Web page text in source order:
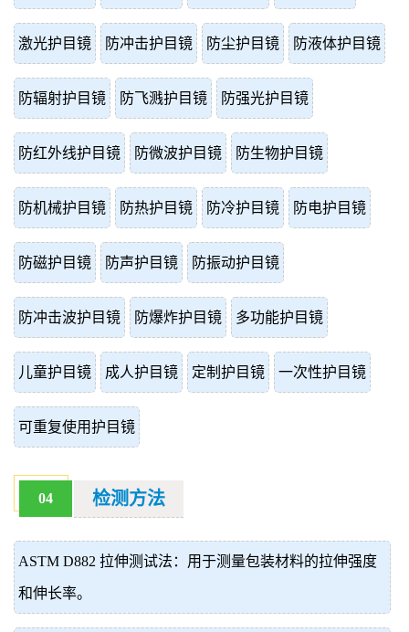
激光护目镜 防冲击护目镜 防尘护目镜 防液体护目镜
防辐射护目镜 防飞溅护目镜 防强光护目镜
防红外线护目镜 防微波护目镜 防生物护目镜
防机械护目镜 防热护目镜 防冷护目镜 防电护目镜
防磁护目镜 防声护目镜 防振动护目镜
防冲击波护目镜 防爆炸护目镜 多功能护目镜
儿童护目镜 成人护目镜 定制护目镜 一次性护目镜
可重复使用护目镜
04 检测方法
ASTM D882 拉伸测试法：用于测量包装材料的拉伸强度
和伸长率。